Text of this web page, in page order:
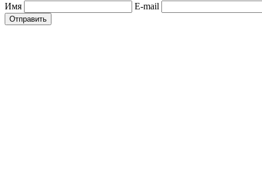
Имя E-mail